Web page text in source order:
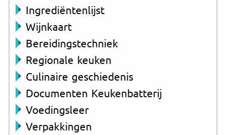
Ingrediëntenlijst
Wijnkaart
Bereidingstechniek
Regionale keuken
Culinaire geschiedenis
Documenten Keukenbatterij
Voedingsleer
Verpakkingen